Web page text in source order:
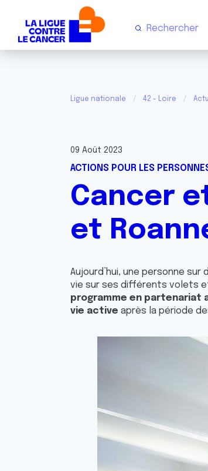
Ligue nationale 42 - Loire
09 Août 2023
ACTIONS POUR LES
Cancer
et
Aujourd’hui, une personne sur
vie sur ses différents volets
programme en partenariat
vie active après la période